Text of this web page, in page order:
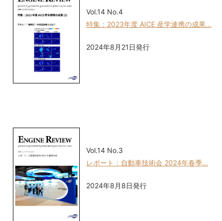
Vol.14 No.4
特集：2023年度 AICE 産学連携の成果…
2024年8月21日発行
Vol.14 No.3
レポート：自動車技術会 2024年春季…
2024年8月8日発行